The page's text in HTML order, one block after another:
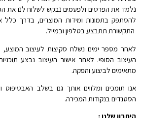
נלמד את הפרטים ולפעמים נבקש לשלוח לנו את
להסתפק בתמונות ומידות המוצרים, בדרך כלל
התקשורת תתבצע בטלפון ובמייל.
לאחר מספר ימים נשלח סקיצות לעיצוב
העיצוב הסופי. לאחר אישור העיצוב נבצע
מתאימים לביצוע והפקה.
אנו תומכים ומלווים אותך גם בשלב האבטיפוס
הסטנדים בנקודות המכירה.